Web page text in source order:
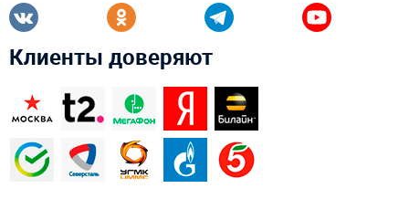
Клиенты доверяют